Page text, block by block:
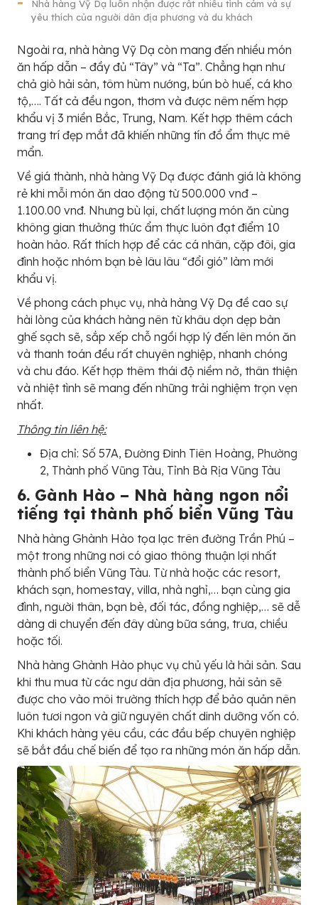
Nhà hàng Vỹ Dạ luôn nhận được rất nhiều tình cảm và sự
yêu thích của người dân địa phương và du khách
Ngoài ra, nhà hàng Vỹ Dạ còn mang đến nhiều món
ăn hấp dẫn – đầy đủ “Tây” và “Ta”. Chẳng hạn như
chả giò hải sản, tôm hùm nướng, bún bò huế, cá kho
tộ,…. Tất cả đều ngon, thơm và được nêm nếm hợp
khẩu vị 3 miền Bắc, Trung, Nam. Kết hợp thêm cách
trang trí đẹp mắt đã khiến những tín đồ ẩm thực mê
mẩn.
Về giá thành, nhà hàng Vỹ Dạ được đánh giá là không
rẻ khi mỗi món ăn dao động từ 500.000 vnđ –
1.100.00 vnđ. Nhưng bù lại, chất lượng món ăn cùng
không gian thưởng thức ẩm thực luôn đạt điểm 10
hoàn hảo. Rất thích hợp để các cá nhân, cặp đôi, gia
đình hoặc nhóm bạn bè lâu lâu “đổi gió” làm mới
khẩu vị.
Về phong cách phục vụ, nhà hàng Vỹ Dạ đề cao sự
hài lòng của khách hàng nên từ khâu dọn dẹp bàn
ghế sạch sẽ, sắp xếp chỗ ngồi hợp lý đến lên món ăn
và thanh toán đều rất chuyên nghiệp, nhanh chóng
và chu đáo. Kết hợp thêm thái độ niềm nở, thân thiện
và nhiệt tình sẽ mang đến những trải nghiệm trọn vẹn
nhất.
Thông tin liên hệ:
Địa chỉ: Số 57A, Đường Đinh Tiên Hoàng, Phường
2, Thành phố Vũng Tàu, Tỉnh Bà Rịa Vũng Tàu
6. Gành Hào – Nhà hàng ngon nổi
tiếng tại thành phố biển Vũng Tàu
Nhà hàng Ghành Hào tọa lạc trên đường Trần Phú –
một trong những nơi có giao thông thuận lợi nhất
thành phố biển Vũng Tàu. Từ nhà hoặc các resort,
khách sạn, homestay, villa, nhà nghỉ,… bạn cùng gia
đình, người thân, bạn bè, đối tác, đồng nghiệp,… sẽ dễ
dàng di chuyển đến đây dùng bữa sáng, trưa, chiều
hoặc tối.
Nhà hàng Ghành Hào phục vụ chủ yếu là hải sản. Sau
khi thu mua từ các ngư dân địa phương, hải sản sẽ
được cho vào môi trường thích hợp để bảo quản nên
luôn tươi ngon và giữ nguyên chất dinh dưỡng vốn có.
Khi khách hàng yêu cầu, các đầu bếp chuyên nghiệp
sẽ bắt đầu chế biến để tạo ra những món ăn hấp dẫn.